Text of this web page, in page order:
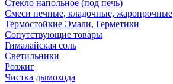
Стекло напольное (под печь)
Смеси печные, кладочные, жаропрочные
Термостойкие Эмали, Герметики
Сопутствующие товары
Гималайская соль
Светильники
Розжиг
Чистка дымохода